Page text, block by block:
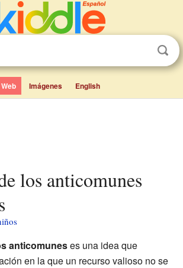
Web Imágenes English
anticomuneses una idea que
en la que un recurso valioso no se